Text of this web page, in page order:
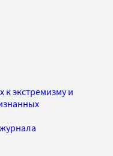
к экстремизму и